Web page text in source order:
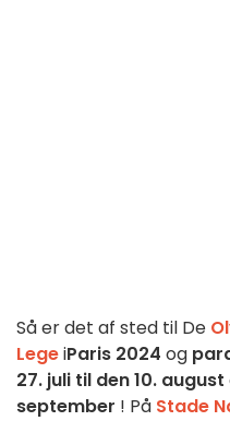
Så er det af sted til De
LegeiParis 2024 og
27. juli til den 10. august
september ! På Stade